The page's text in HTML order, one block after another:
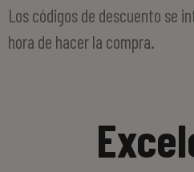
Los códigos de descuento se
hora de hacer la compra.